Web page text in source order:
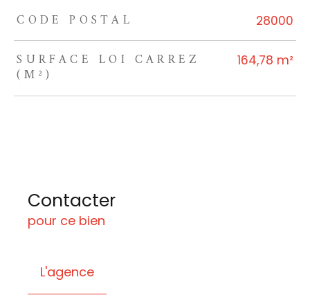
TRAD_ZEPHYR_Caracteristique TRAD_ZEPHYR_Valeurs
CODE POSTAL 28000
SURFACE LOI CARREZ
(M²)
164,78 m²
Contacter
pour ce bien
L'agence